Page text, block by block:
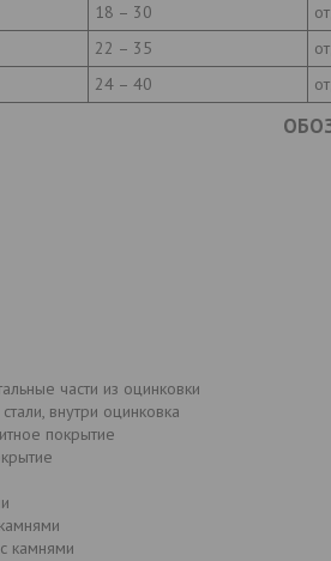
18 – 30
22 – 35
24 – 40
части из оцинковки
внутри оцинковка
покрытие
камнями